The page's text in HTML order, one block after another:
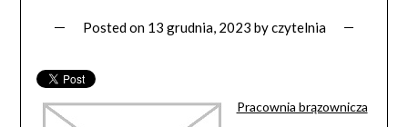
Posted on 13 grudnia, 2023 byczytelnia
Pracownia brązownicza